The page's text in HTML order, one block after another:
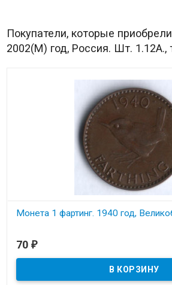
Покупатели, которые
2002(М) год, Россия. Шт. 1.12А.,
Монета 1 фартинг. 1940 год,
70 ₽